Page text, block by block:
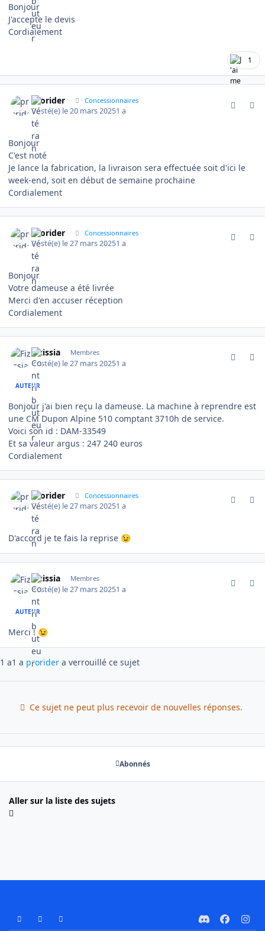
Bonjour
J'accepte le devis
Cordialement
1
prorider Concessionnaires
Posté(e) le 20 mars 20251 a
Bonjour
C'est noté
Je lance la fabrication, la livraison sera effectuée soit d'ici le
week-end, soit en début de semaine prochaine
Cordialement
prorider Concessionnaires
Posté(e) le 27 mars 20251 a
Bonjour
Votre dameuse a été livrée
Merci d'en accuser réception
Cordialement
Fizissia Membres
Posté(e) le 27 mars 20251 a
AUTEUR
Bonjour j'ai bien reçu la dameuse. La machine à reprendre est
une CM Dupon Alpine 510 comptant 3710h de service.
Voici son id : DAM-33549
Et sa valeur argus : 247 240 euros
Cordialement
prorider Concessionnaires
Posté(e) le 27 mars 20251 a
D'accord je te fais la reprise 😉
Fizissia Membres
Posté(e) le 27 mars 20251 a
AUTEUR
Merci ! 😉
1 a1 a prorider a verrouillé ce sujet
Ce sujet ne peut plus recevoir de nouvelles réponses.
Abonnés
Aller sur la liste des sujets
Mode ClairMode SombrePréférence Système
d